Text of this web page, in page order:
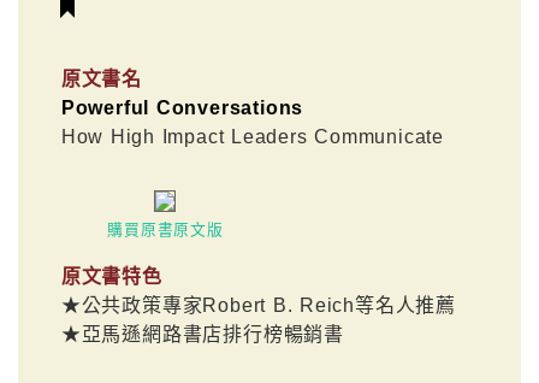
原文書名
Powerful Conversations
How High Impact Leaders Communicate
購買原書原文版
原文書特色
★公共政策專家Robert B. Reich等名人推薦
★亞馬遜網路書店排行榜暢銷書